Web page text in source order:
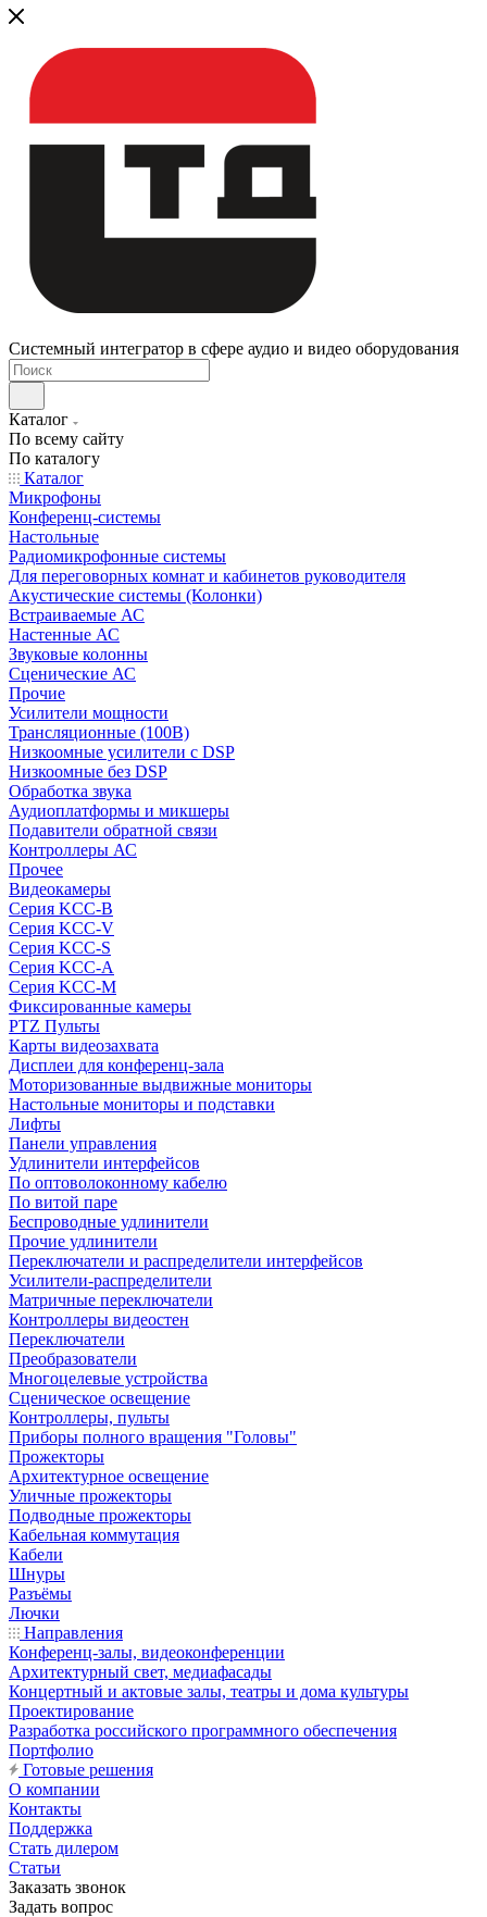
Системный интегратор в сфере аудио и видео оборудования
Каталог
По всему сайту
По каталогу
Каталог
Микрофоны
Конференц-системы
Настольные
Радиомикрофонные системы
Для переговорных комнат и кабинетов руководителя
Акустические системы (Колонки)
Встраиваемые АС
Настенные АС
Звуковые колонны
Сценические АС
Прочие
Усилители мощности
Трансляционные (100В)
Низкоомные усилители с DSP
Низкоомные без DSP
Обработка звука
Аудиоплатформы и микшеры
Подавители обратной связи
Контроллеры АС
Прочее
Видеокамеры
Серия KCC-B
Серия KCC-V
Серия KCC-S
Серия KCC-A
Серия KCC-M
Фиксированные камеры
PTZ Пульты
Карты видеозахвата
Дисплеи для конференц-зала
Моторизованные выдвижные мониторы
Настольные мониторы и подставки
Лифты
Панели управления
Удлинители интерфейсов
По оптоволоконному кабелю
По витой паре
Беспроводные удлинители
Прочие удлинители
Переключатели и распределители интерфейсов
Усилители-распределители
Матричные переключатели
Контроллеры видеостен
Переключатели
Преобразователи
Многоцелевые устройства
Сценическое освещение
Контроллеры, пульты
Приборы полного вращения "Головы"
Прожекторы
Архитектурное освещение
Уличные прожекторы
Подводные прожекторы
Кабельная коммутация
Кабели
Шнуры
Разъёмы
Лючки
Направления
Конференц-залы, видеоконференции
Архитектурный свет, медиафасады
Концертный и актовые залы, театры и дома культуры
Проектирование
Разработка российского программного обеспечения
Портфолио
Готовые решения
О компании
Контакты
Поддержка
Стать дилером
Статьи
Заказать звонок
Задать вопрос